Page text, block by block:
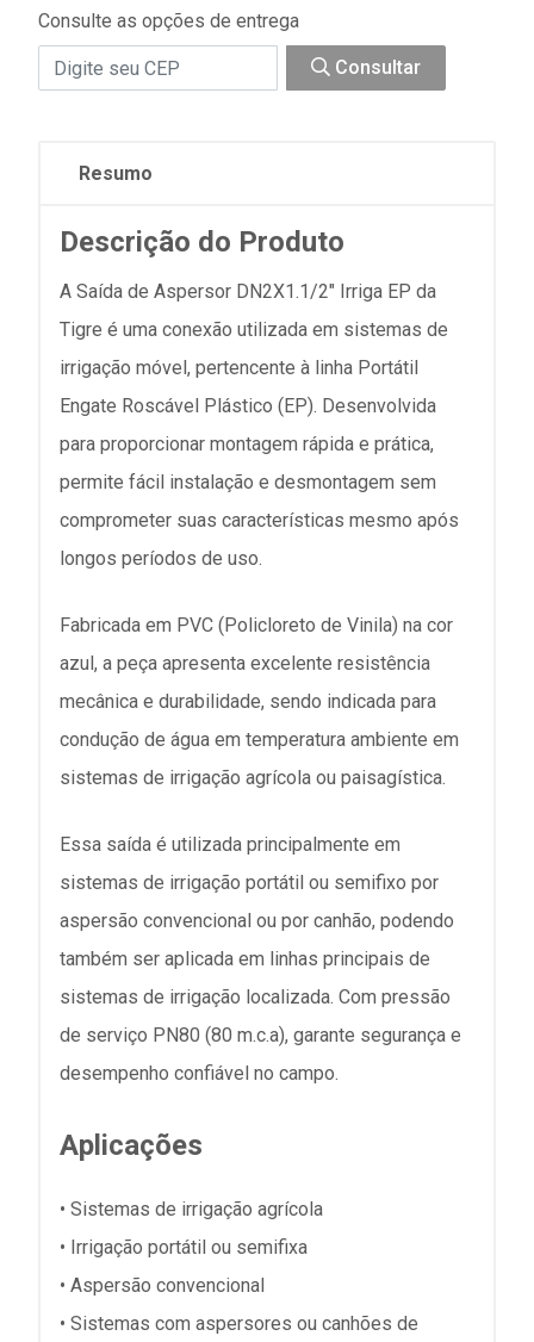
Consulte as opções de entrega
Consultar
Resumo
Descrição do Produto
A Saída de Aspersor DN2X1.1/2" Irriga EP da
Tigre é uma conexão utilizada em sistemas de
irrigação móvel, pertencente à linha Portátil
Engate Roscável Plástico (EP). Desenvolvida
para proporcionar montagem rápida e prática,
permite fácil instalação e desmontagem sem
comprometer suas características mesmo após
longos períodos de uso.
Fabricada em PVC (Policloreto de Vinila) na cor
azul, a peça apresenta excelente resistência
mecânica e durabilidade, sendo indicada para
condução de água em temperatura ambiente em
sistemas de irrigação agrícola ou paisagística.
Essa saída é utilizada principalmente em
sistemas de irrigação portátil ou semifixo por
aspersão convencional ou por canhão, podendo
também ser aplicada em linhas principais de
sistemas de irrigação localizada. Com pressão
de serviço PN80 (80 m.c.a), garante segurança e
desempenho confiável no campo.
Aplicações
• Sistemas de irrigação agrícola
• Irrigação portátil ou semifixa
• Aspersão convencional
• Sistemas com aspersores ou canhões de